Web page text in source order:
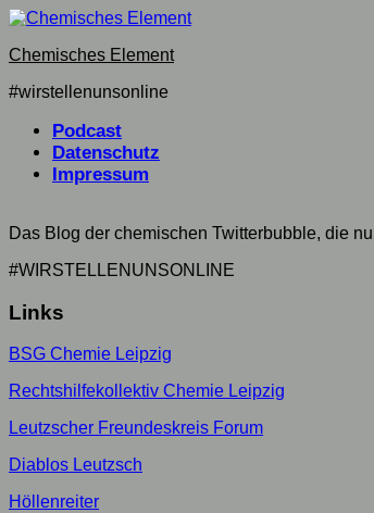
Skip
content
Chemisches Element
#wirstellenunsonline
Podcast
Datenschutz
Impressum
Das Blog der chemischen Twitterbubble, die
#WIRSTELLENUNSONLINE
Links
BSG Chemie Leipzig
Rechtshilfekollektiv Chemie Leipzig
Leutzscher Freundeskreis Forum
Diablos Leutzsch
Höllenreiter